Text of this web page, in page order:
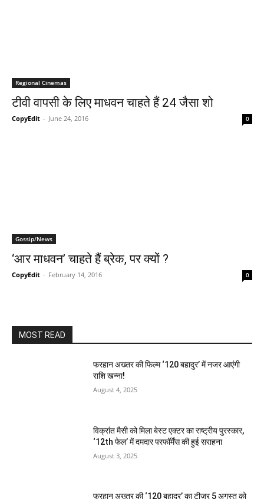
Regional Cinemas
टीवी वापसी के लिए माधवन चाहते हैं 24 जैसा शो
CopyEdit - June 24, 2016 0
Gossip/News
‘आर माधवन’ चाहते हैं ब्रेक, पर क्‍यों ?
CopyEdit - February 14, 2016 0
MOST READ
फरहान अख्तर की फिल्म ‘120 बहादुर’ में नजर आएंगी
राशि खन्ना!
August 4, 2025
विक्रांत मैसी को मिला बेस्ट एक्टर का राष्ट्रीय पुरस्कार,
‘12th फेल’ में दमदार परफॉर्मेंस की हुई सराहना
August 3, 2025
फरहान अख्तर की ‘120 बहादुर’ का टीज़र 5 अगस्त को